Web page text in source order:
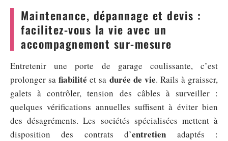
Maintenance, dépannage et devis :
facilitez-vous la vie avec un
accompagnement sur-mesure
Entretenir une porte de garage coulissante, c’est
prolonger safiabilité et sa durée de vie. Rails à graisser,
galets à contrôler, tension des câbles à surveiller :
quelques vérifications annuelles suffisent à éviter bien
des désagréments. Les sociétés spécialisées mettent à
disposition des contrats d’entretien adaptés :